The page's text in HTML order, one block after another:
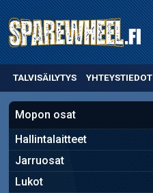
TALVISÄILYTYS YHTEYSTIEDOT
Mopon osat
Hallintalaitteet
Jarruosat
Lukot